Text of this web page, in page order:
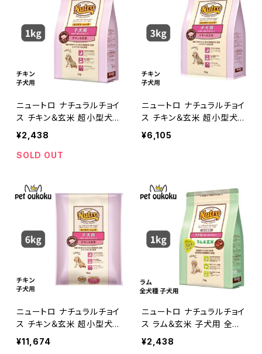
ニュートロ ナチュラルチョイ
ス チキン＆玄米 超小型犬
用〜中型犬用 子犬用 1kg
4562358780035
¥2,438
SOLD OUT
ニュートロ ナチュラルチョイ
ス チキン＆玄米 超小型犬
用〜中型犬用 子犬用 3kg
4562358780042
¥6,105
ニュートロ ナチュラルチョイ
ス チキン＆玄米 超小型犬
用〜中型犬用 子犬用 6kg
4562358780059
¥11,674
ニュートロ ナチュラルチョイ
ス ラム＆玄米 子犬用 全犬
種用 1kg 456235878662
¥2,438